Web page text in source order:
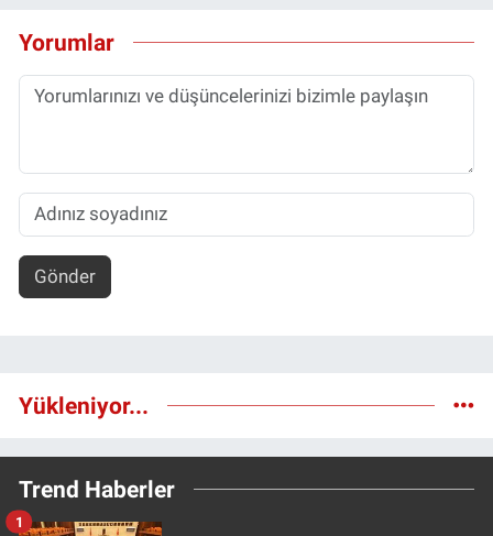
Yorumlar
Gönder
Yükleniyor...
Trend Haberler
1